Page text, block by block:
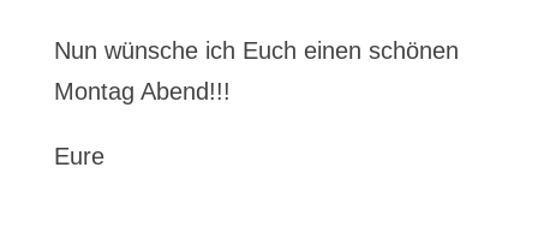
Nun wünsche ich Euch einen schönen
Montag Abend!!!
Eure